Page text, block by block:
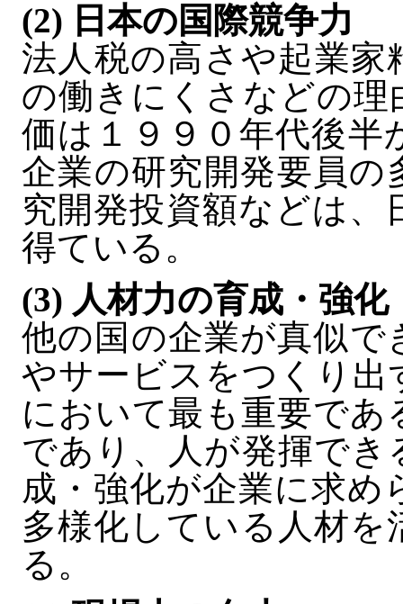
(2) 日本の国際競争力
法人税の高さや起業家
の働きにくさなどの理
価は１９９０年代後半
企業の研究開発要員の
究開発投資額などは
得ている。
(3) 人材力の育成・強化
他の国の企業が真似で
やサービスをつくり出
において最も重要で
であり、人が発揮で
成・強化が企業に求
多様化している人材
る。